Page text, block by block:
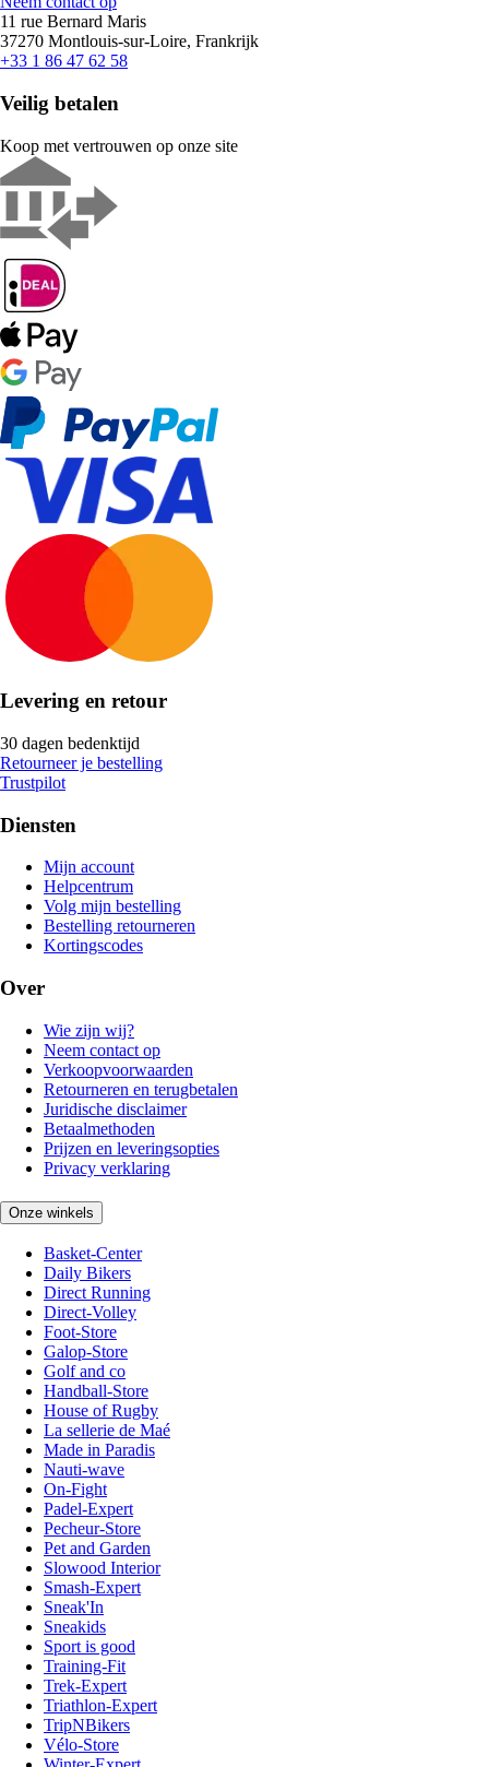
11 rue Bernard Maris
37270 Montlouis-sur-Loire, Frankrijk
+33 1 86 47 62 58
Veilig betalen
Koop met vertrouwen op onze site
Levering en retour
30 dagen bedenktijd
Retourneer je bestelling
Trustpilot
Diensten
Mijn account
Helpcentrum
Volg mijn bestelling
Bestelling retourneren
Kortingscodes
Over
Wie zijn wij?
Neem contact op
Verkoopvoorwaarden
Retourneren en terugbetalen
Juridische disclaimer
Betaalmethoden
Prijzen en leveringsopties
Privacy verklaring
Onze winkels
Basket-Center
Daily Bikers
Direct Running
Direct-Volley
Foot-Store
Galop-Store
Golf and co
Handball-Store
House of Rugby
La sellerie de Maé
Made in Paradis
Nauti-wave
On-Fight
Padel-Expert
Pecheur-Store
Pet and Garden
Slowood Interior
Smash-Expert
Sneak'In
Sneakids
Sport is good
Training-Fit
Trek-Expert
Triathlon-Expert
TripNBikers
Vélo-Store